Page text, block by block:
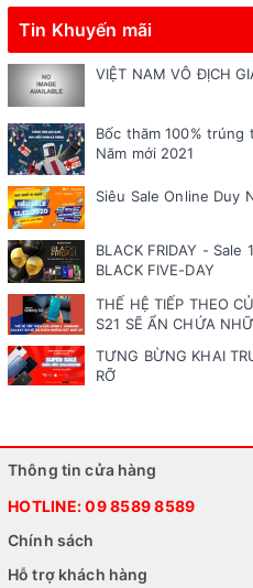
Tin Khuyến mãi
VIỆT NAM VÔ ĐỊCH
Bốc thăm 100%
Năm mới 2021
Siêu Sale Online Duy
BLACK FRIDAY -
BLACK FIVE-DAY
THẾ HỆ TIẾP THEO
S21 SẼ ẨN CHỨA
TƯNG BỪNG KHAI
RỠ
Thông tin cửa hàng
HOTLINE:09 8589 8589
Chính sách
Hỗ trợ khách hàng